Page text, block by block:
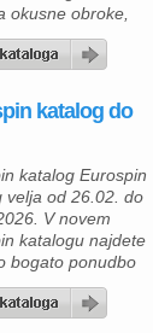
okusne obroke,
opazite, da je
polna zanimivih
kulinarično
po Italiji. Z nekaj
sestavinami
pripravite
jedi, ki spominjajo
italijansko
hkrati pa […]
katalog do
katalog Eurospin
velja od 26.02. do
V novem
katalogu najdete
bogato ponudbo
po ugodnih
ki velja od 26.